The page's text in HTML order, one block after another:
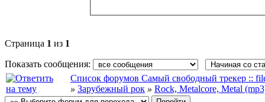
Страница 1 из 1
Показать сообщения:
Список форумов Самый свободный трекер ::
» Зарубежный рок » Rock, Metalcore, Metal